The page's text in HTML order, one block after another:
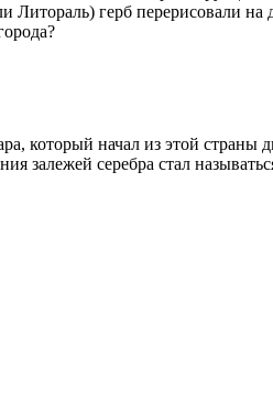
герб перерисовали
который начал из этой
серебра стал